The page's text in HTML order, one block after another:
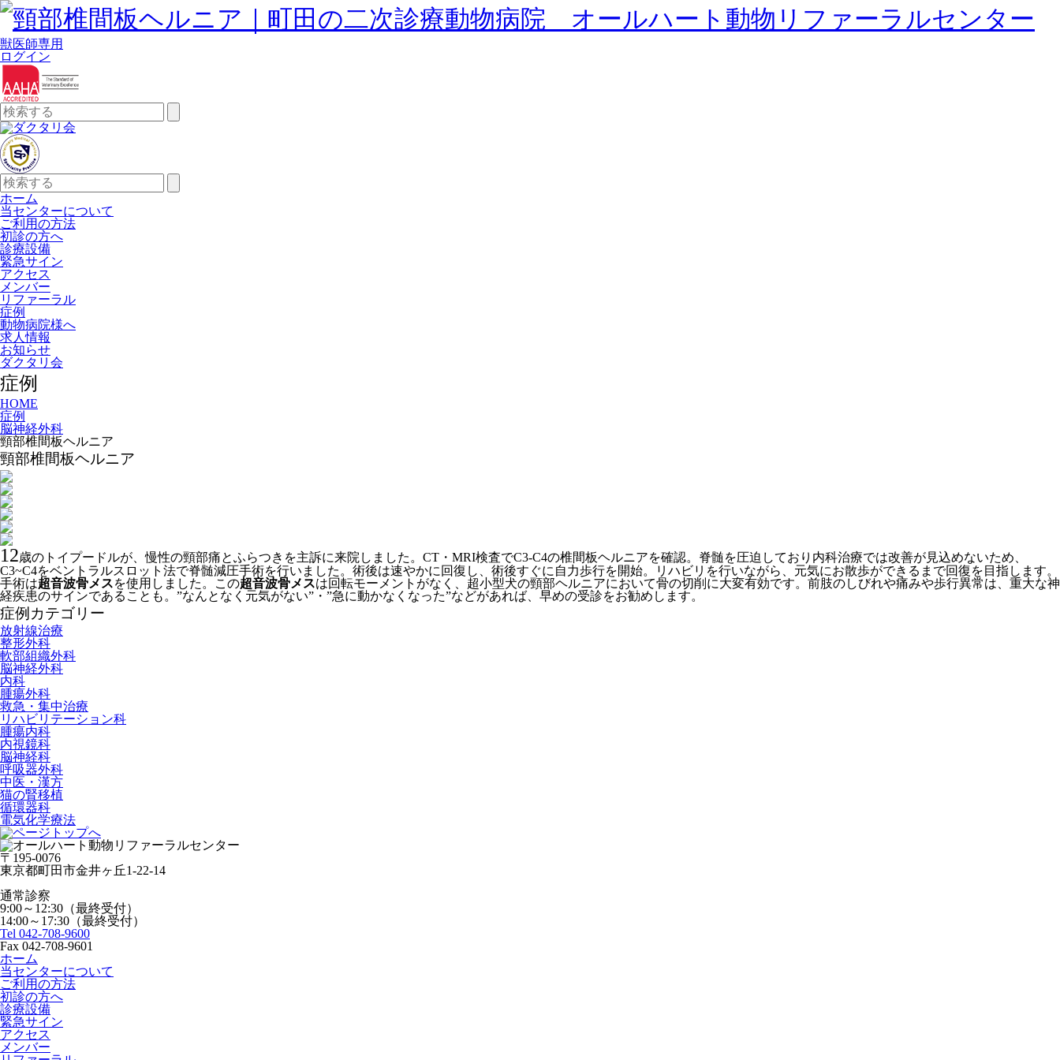
獣医師専用
ログイン
検
索:
検
索:
ホーム
当センターについて
ご利用の方法
初診の方へ
診療設備
緊急サイン
アクセス
メンバー
リファーラル
症例
動物病院様へ
求人情報
お知らせ
ダクタリ会
症例
HOME
症例
脳神経外科
頸部椎間板ヘルニア
頸部椎間板ヘルニア
12歳のトイプードルが、慢性の頸部痛とふらつきを主訴に来院しました。CT・MRI検査でC3-C4の椎間板ヘルニアを確認。脊髄を圧迫しており内科治療では改善が見込めないため、
C3~C4をベントラルスロット法で脊髄減圧手術を行いました。術後は速やかに回復し、術後すぐに自力歩行を開始。リハビリを行いながら、元気にお散歩ができるまで回復を目指します。
手術は超音波骨メスを使用しました。この超音波骨メスは回転モーメントがなく、超小型犬の頸部ヘルニアにおいて骨の切削に大変有効です。前肢のしびれや痛みや歩行異常は、重大な神
経疾患のサインであることも。”なんとなく元気がない”・”急に動かなくなった”などがあれば、早めの受診をお勧めします。
症例カテゴリー
放射線治療
整形外科
軟部組織外科
脳神経外科
内科
腫瘍外科
救急・集中治療
リハビリテーション科
腫瘍内科
内視鏡科
脳神経科
呼吸器外科
中医・漢方
猫の腎移植
循環器科
電気化学療法
〒195-0076
東京都町田市金井ヶ丘1-22-14
通常診察
9:00～12:30（最終受付）
14:00～17:30（最終受付）
Tel 042-708-9600
Fax 042-708-9601
ホーム
当センターについて
ご利用の方法
初診の方へ
診療設備
緊急サイン
アクセス
メンバー